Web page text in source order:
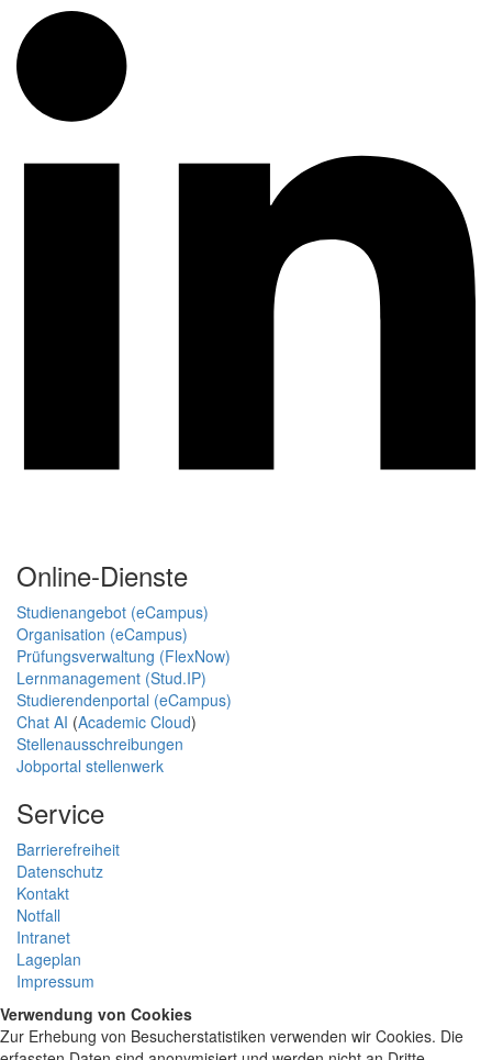
Online-Dienste
Studienangebot (eCampus)
Organisation (eCampus)
Prüfungsverwaltung (FlexNow)
Lernmanagement (Stud.IP)
Studierendenportal (eCampus)
Chat AI (Academic Cloud)
Stellenausschreibungen
Jobportal stellenwerk
Service
Barrierefreiheit
Datenschutz
Kontakt
Notfall
Intranet
Lageplan
Impressum
Verwendung von Cookies
Zur Erhebung von Besucherstatistiken verwenden wir Cookies. Die